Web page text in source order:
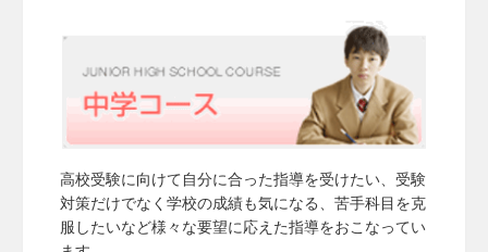
高校受験に向けて自分に合った指導を受けたい、受験
対策だけでなく学校の成績も気になる、苦手科目を克
服したいなど様々な要望に応えた指導をおこなってい